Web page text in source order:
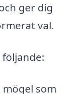
ger dig
val.
som